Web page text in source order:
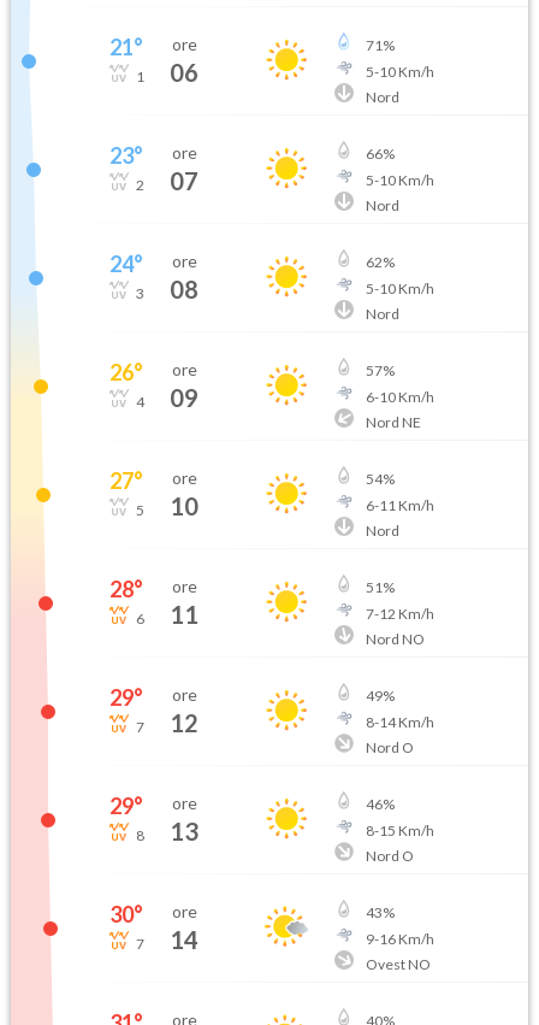
21°
1
ore
06
71%
5-10Km/h
Nord
23°
2
ore
07
66%
5-10Km/h
Nord
24°
3
ore
08
62%
5-10Km/h
Nord
26°
4
ore
09
57%
6-10Km/h
Nord NE
27°
5
ore
10
54%
6-11 Km/h
Nord
28°
6
ore
11
51%
7-12 Km/h
Nord NO
29°
7
ore
12
49%
8-14Km/h
Nord O
29°
8
ore
13
46%
8-15 Km/h
Nord O
30°
7
ore
14
43%
9-16Km/h
Ovest NO
ore 40%